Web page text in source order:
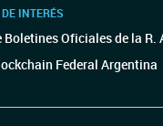
INTERÉS
Boletines Oficiales de la R.
Federal Argentina